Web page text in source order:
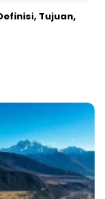
Tujuan,